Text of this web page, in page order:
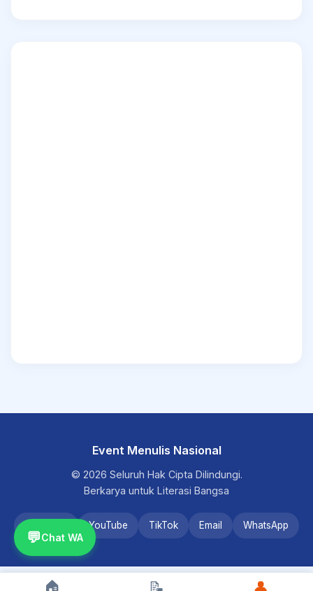
Event Menulis Nasional
© 2026 Seluruh Hak Cipta Dilindungi.
Berkarya untuk Literasi Bangsa
YouTube TikTok Email WhatsApp
💬Chat WA
🏠 📝 👤